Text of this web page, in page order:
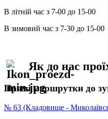
В літній час з 7-00 до 15-00
В зимовий час з 7-30 до 15-00
Як до нас
Прямі маршрутки до
№ 63 (Кладовище -